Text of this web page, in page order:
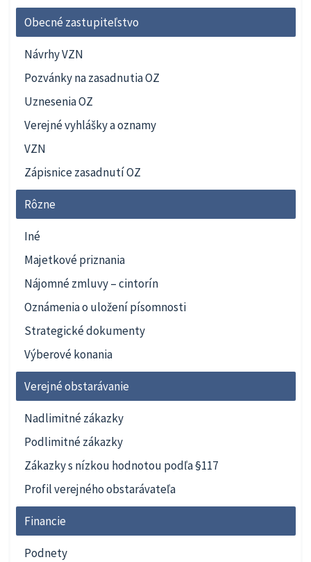
Obecné zastupiteľstvo
Návrhy VZN
Pozvánky na zasadnutia OZ
Uznesenia OZ
Verejné vyhlášky a oznamy
VZN
Zápisnice zasadnutí OZ
Rôzne
Iné
Majetkové priznania
Nájomné zmluvy – cintorín
Oznámenia o uložení písomnosti
Strategické dokumenty
Výberové konania
Verejné obstarávanie
Nadlimitné zákazky
Podlimitné zákazky
Zákazky s nízkou hodnotou podľa §117
Profil verejného obstarávateľa
Financie
Podnety